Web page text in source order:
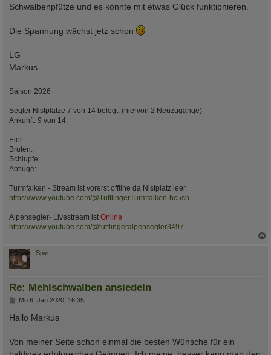
Schwalbenpfütze und es könnte mit etwas Glück funktionieren.
Die Spannung wächst jetz schon
LG
Markus
Saison 2026
Segler Nistplätze 7 von 14 belegt. (hiervon 2 Neuzugänge)
Ankunft: 9 von 14
Eier:
Bruten:
Schlupfe:
Abflüge:
Turmfalken - Stream ist vorerst offline da Nistplatz leer.
https://www.youtube.com/@TuttlingerTurmfalken-hc5sh
Alpensegler- Livestream ist Online
https://www.youtube.com/@tuttlingeralpensegler3497
Spyr
Re: Mehlschwalben ansiedeln
B
i
t
g
Mo 6. Jan 2020, 16:35
Hallo Markus
Von meiner Seite schon einmal die besten Wünsche für ein